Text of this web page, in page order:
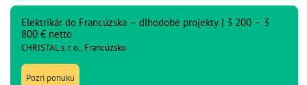
Elektrikár do Francúzska – dlhodobé projekty | 3 200 – 3
800 € netto
CHRISTAL s. r. o., Francúzsko
Pozri ponuku